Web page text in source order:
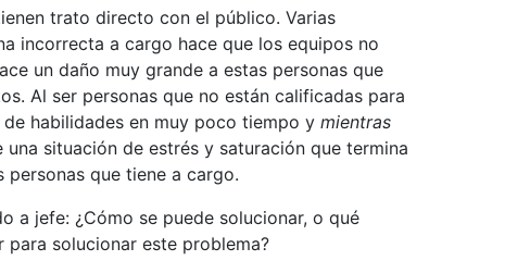
trato directo con el público. Varias
incorrecta a cargo hace que los equipos no
un daño muy grande a estas personas que
Al ser personas que no están calificadas para
habilidades en muy poco tiempo y mientras
situación de estrés y saturación que termina
que tiene a cargo.
a jefe: ¿Cómo se puede solucionar, o qué
para solucionar este problema?